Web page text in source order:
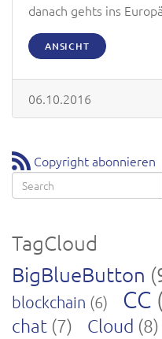
danach gehts ins
ANSICHT
06.10.2016
Copyright abonnieren
Search
TagCloud
BigBlueButton
blockchain (6) CC
chat (7) Cloud (8)